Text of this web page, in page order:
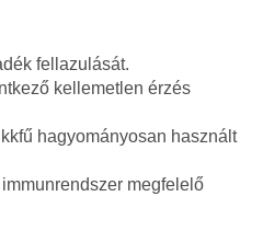
fellazulását.
kellemetlen érzés
hagyományosan használt
megfelelő